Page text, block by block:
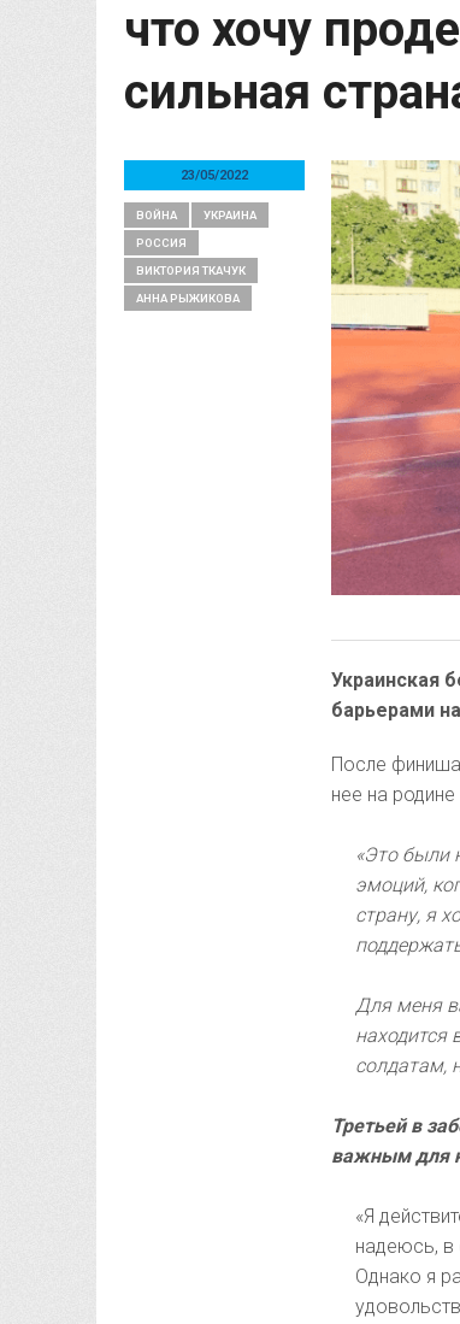
что хочу
сильная
Украинская
барьерами
После
нее на
«Это были
эмоций,
страну, я
Для меня
находится
солдатам,
Третьей в
важным для
«Я
надеюсь, в
Однако я
23/05/2022
ВОЙНА УКРАИНА
РОССИЯ
ВИКТОРИЯ ТКАЧУК
АННА РЫЖИКОВА